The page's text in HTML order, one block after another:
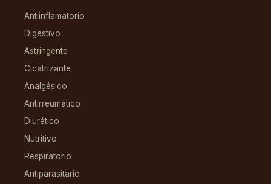
Antiinflamatorio
Digestivo
Astringente
Cicatrizante
Analgésico
Antirreumático
Diurético
Nutritivo
Respiratorio
Antiparasitario